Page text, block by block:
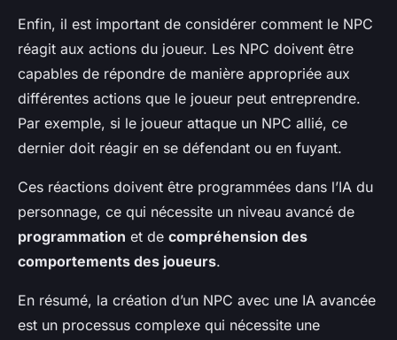
Enfin, il est important de considérer comment le NPC
réagit aux actions du joueur. Les NPC doivent être
capables de répondre de manière appropriée aux
différentes actions que le joueur peut entreprendre.
Par exemple, si le joueur attaque un NPC allié, ce
dernier doit réagir en se défendant ou en fuyant.
Ces réactions doivent être programmées dans l’IA du
personnage, ce qui nécessite un niveau avancé de
programmation et de compréhension des
comportements des joueurs.
En résumé, la création d’un NPC avec une IA avancée
est un processus complexe qui nécessite une